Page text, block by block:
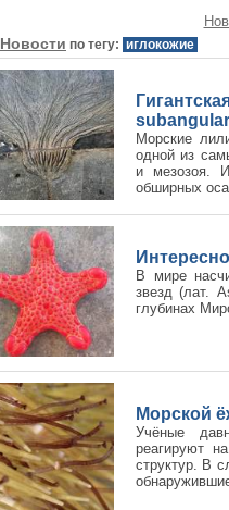
Новости по тегу: иглокожие
Морские
одной из
и мезозоя.
обширных
В мире
звезд (лат.
глубинах
Морской
Учёные
реагируют
структур. В